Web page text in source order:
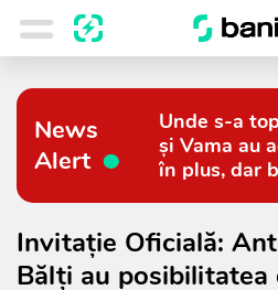
News
Alert
Unde s-a
și Vama au
în plus, dar
Invitație Oficială:
Bălți au posibilitatea